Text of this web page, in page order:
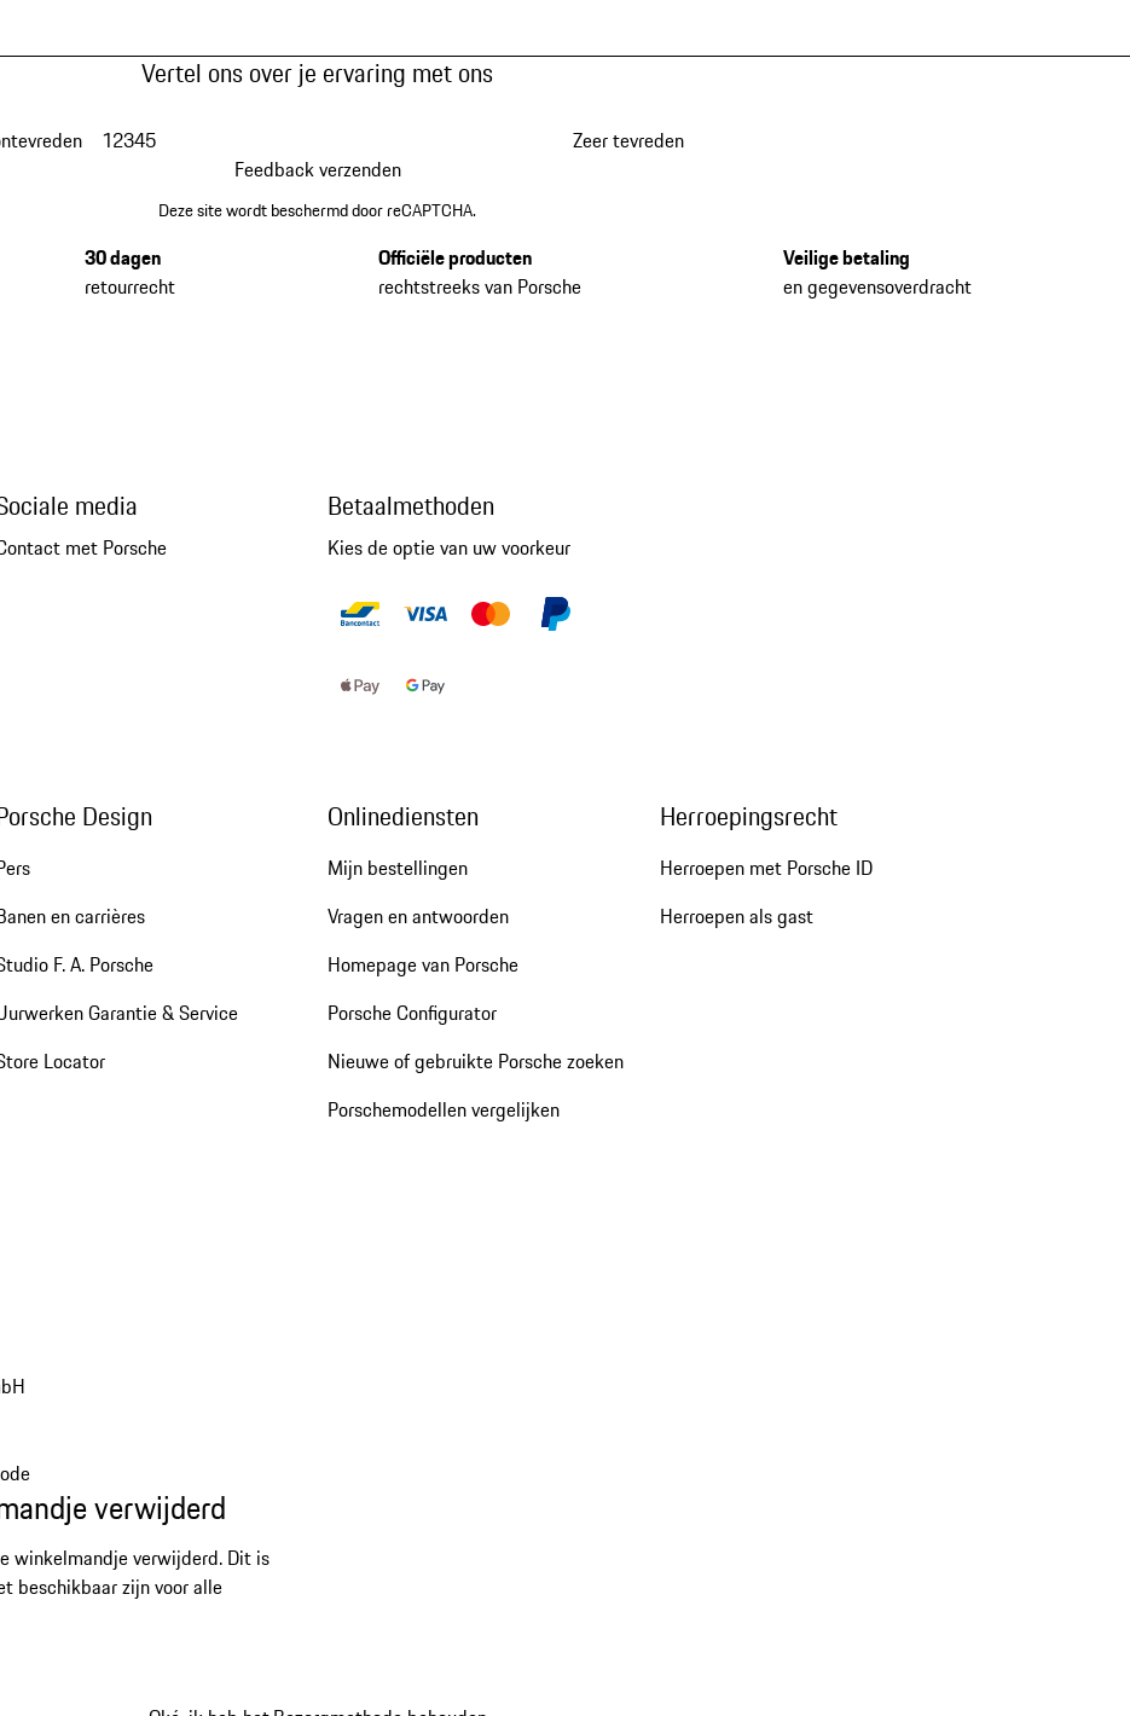
Vertel ons over je ervaring met ons
12345
Zeer tevreden
Feedback verzenden
Deze site wordt beschermd door reCAPTCHA.
30 dagen
retourrecht
Officiële producten
rechtstreeks van Porsche
Veilige betaling
en gegevensoverdracht
media
met Porsche
Betaalmethoden
Kies de optie van uw voorkeur
Design
en carrières
F. A. Porsche
Garantie & Service
Locator
Onlinediensten
Mijn bestellingen
Vragen en antwoorden
Homepage van Porsche
Porsche Configurator
Nieuwe of gebruikte Porsche zoeken
Porschemodellen vergelijken
Herroepingsrecht
Herroepen met Porsche ID
Herroepen als gast
verwijderd
winkelmandje verwijderd. Dit is
beschikbaar zijn voor alle